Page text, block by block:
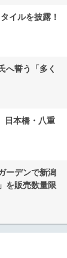
イルを披露！
へ誓う「多く
日本橋・八重
ーデンで新潟
を販売数量限